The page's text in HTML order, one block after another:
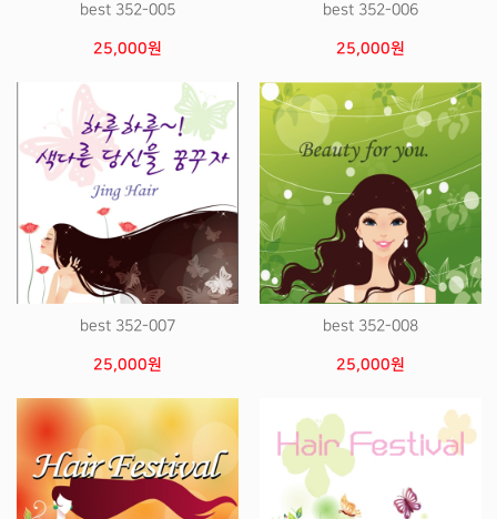
best 352-005
25,000원
best 352-006
25,000원
best 352-007
25,000원
best 352-008
25,000원